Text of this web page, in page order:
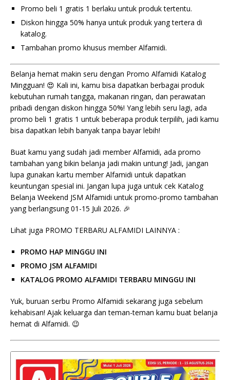
Promo beli 1 gratis 1 berlaku untuk produk tertentu.
Diskon hingga 50% hanya untuk produk yang tertera di
katalog.
Tambahan promo khusus member Alfamidi.
Belanja hemat makin seru dengan Promo Alfamidi Katalog
Mingguan! 😍 Kali ini, kamu bisa dapatkan berbagai produk
kebutuhan rumah tangga, makanan ringan, dan perawatan
pribadi dengan diskon hingga 50%! Yang lebih seru lagi, ada
promo beli 1 gratis 1 untuk beberapa produk terpilih, jadi kamu
bisa dapatkan lebih banyak tanpa bayar lebih!
Buat kamu yang sudah jadi member Alfamidi, ada promo
tambahan yang bikin belanja jadi makin untung! Jadi, jangan
lupa gunakan kartu member Alfamidi untuk dapatkan
keuntungan spesial ini. Jangan lupa juga untuk cek Katalog
Belanja Weekend JSM Alfamidi untuk promo-promo tambahan
yang berlangsung 01-15 Juli 2026. 🎉
Lihat juga PROMO TERBARU ALFAMIDI LAINNYA :
PROMO HAP MINGGU INI
PROMO JSM ALFAMIDI
KATALOG PROMO ALFAMIDI TERBARU MINGGU INI
Yuk, buruan serbu Promo Alfamidi sekarang juga sebelum
kehabisan! Ajak keluarga dan teman-teman kamu buat belanja
hemat di Alfamidi. 😉